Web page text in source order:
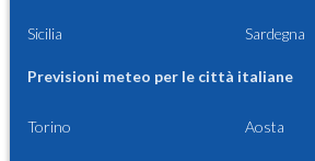
Sicilia Sardegna
Previsioni meteo per le città italiane
Torino Aosta